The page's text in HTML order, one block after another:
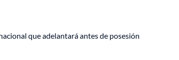
que adelantará antes de posesión